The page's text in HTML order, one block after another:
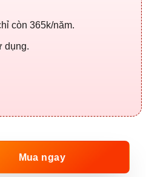
còn 365k/năm.
dụng.
Mua ngay